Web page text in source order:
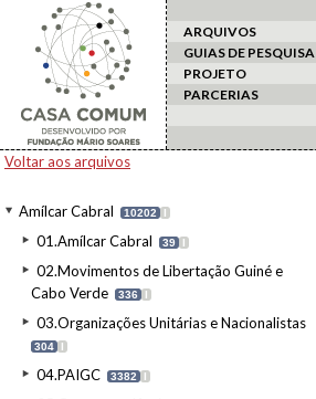
ARQUIVOS
GUIAS DE PESQUISA
PROJETO
PARCERIAS
Voltar aos arquivos
Amílcar Cabral 10202 I
01.Amílcar Cabral 39 I
02.Movimentos de Libertação Guiné e
Cabo Verde
336 I
03.Organizações Unitárias e Nacionalistas
304 I
04.PAIGC 3382 I